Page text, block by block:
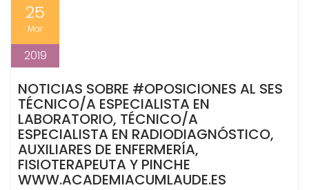
25
Mar
2019
NOTICIAS SOBRE #OPOSICIONES AL SES
TÉCNICO/A ESPECIALISTA EN
LABORATORIO, TÉCNICO/A
ESPECIALISTA EN RADIODIAGNÓSTICO,
AUXILIARES DE ENFERMERÍA,
FISIOTERAPEUTA Y PINCHE
WWW.ACADEMIACUMLAUDE.ES